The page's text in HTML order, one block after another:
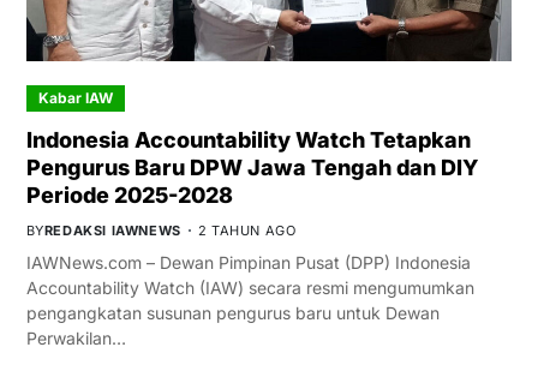
Kabar IAW
Indonesia Accountability Watch Tetapkan
Pengurus Baru DPW Jawa Tengah dan DIY
Periode 2025-2028
BYREDAKSI IAWNEWS 2 TAHUN AGO
IAWNews.com – Dewan Pimpinan Pusat (DPP) Indonesia
Accountability Watch (IAW) secara resmi mengumumkan
pengangkatan susunan pengurus baru untuk Dewan
Perwakilan…